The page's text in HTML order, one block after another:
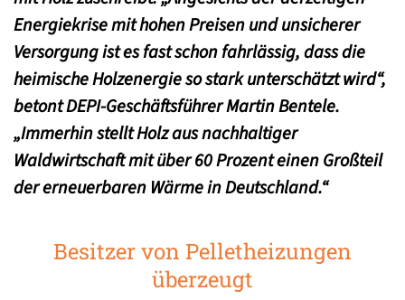
Energiekrise mit hohen Preisen und unsicherer
Versorgung ist es fast schon fahrlässig, dass die
heimische Holzenergie so stark unterschätzt wird“,
betont DEPI-Geschäftsführer Martin Bentele.
„Immerhin stellt Holz aus nachhaltiger
Waldwirtschaft mit über 60 Prozent einen Großteil
der erneuerbaren Wärme in Deutschland.“
Besitzer von Pelletheizungen
überzeugt